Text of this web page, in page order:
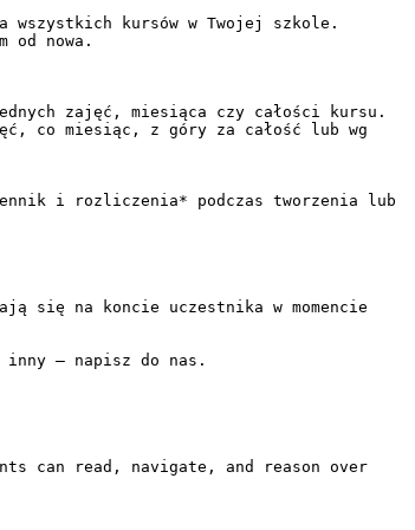
kursów w Twojej szkole.
od nowa.
zajęć, miesiąca czy całości kursu.
co miesiąc, z góry za całość lub wg
i rozliczenia* podczas tworzenia lub
się na koncie uczestnika w momencie
— napisz do nas.
can read, navigate, and reason over